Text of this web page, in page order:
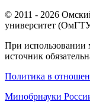
© 2011 - 2026
университет
При использовании
источник
Политика в
Минобрнауки